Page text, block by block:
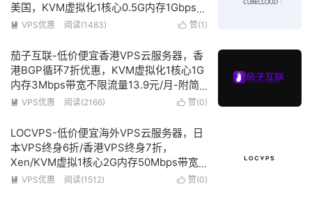
美国，KVM虚拟化1核心0.5G内存1Gbps带
宽低至39元/月
 赞(1 )
 VPS优惠 阅读(1483)
茄子互联-低价便宜香港VPS云服务器，香
港BGP循环7折优惠，KVM虚拟化1核心1G
内存3Mbps带宽不限流量13.9元/月-附简
单测评
 赞(0)
 VPS优惠 阅读(2166)
LOCVPS-低价便宜海外VPS云服务器，日
本VPS终身6折/香港VPS终身7折，
Xen/KVM虚拟1核心2G内存50Mbps带宽
低至31元/月
 赞(0)
 VPS优惠 阅读(1512)